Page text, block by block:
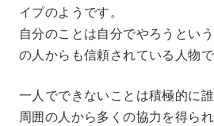
イプのようです。
自分のことは自分でやろうとい
の人からも信頼されている人物で
一人でできないことは積極的に
周囲の人から多くの協力を得られ